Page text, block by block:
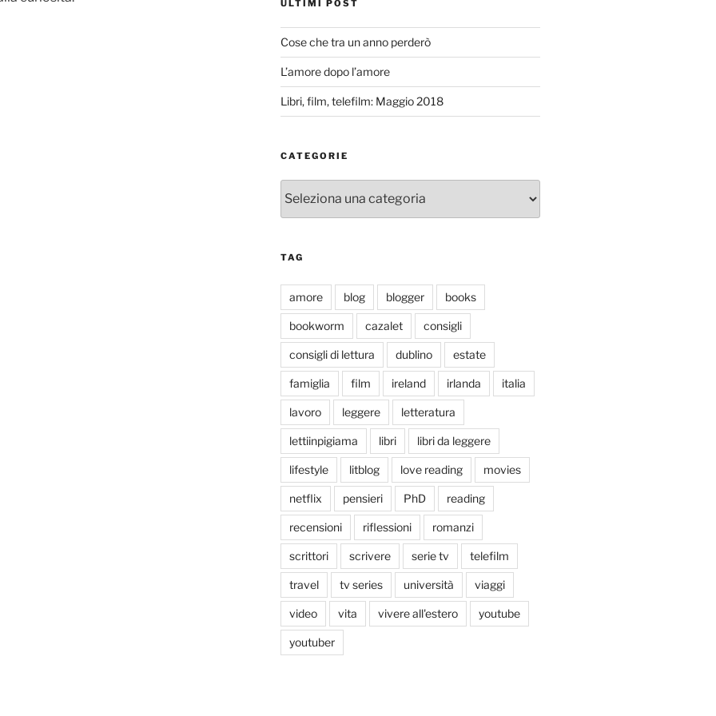
ULTIMI POST
Cose che tra un anno perderò
L’amore dopo l’amore
Libri, film, telefilm: Maggio 2018
CATEGORIE
TAG
amore blog blogger books
bookworm cazalet consigli
consigli di lettura dublino estate
famiglia film ireland irlanda italia
lavoro leggere letteratura
lettiinpigiama libri libri da leggere
lifestyle litblog love reading movies
netflix pensieri PhD reading
recensioni riflessioni romanzi
scrittori scrivere serie tv telefilm
travel tv series università viaggi
video vita vivere all'estero youtube
youtuber